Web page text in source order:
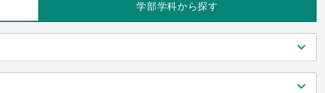
学部学科から探す